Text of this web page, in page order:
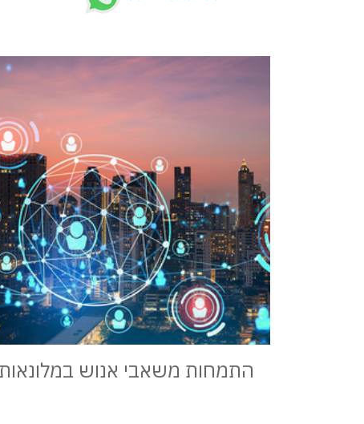
התמחות משאבי אנוש במלונאות